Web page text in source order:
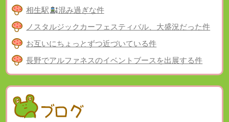
相生駅
混み過ぎな件
ノスタルジックカーフェスティバル、大盛況だった件
お互いにちょっとずつ近づいている件
長野でアルファネスのイベントブースを出展する件